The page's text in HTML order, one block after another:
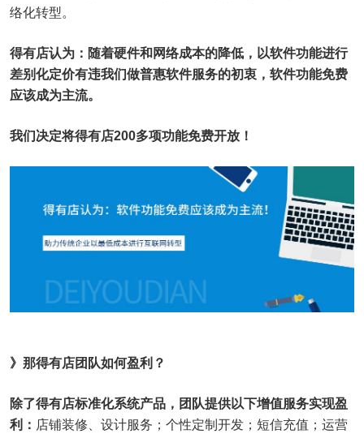
络化转型。
得有店认为：随着硬件和网络成本的降低，以软件功能进行
差别化定价有违我们做普惠软件服务的初衷，软件功能免费
应该成为主流。
我们决定将得有店200多项功能免费开放！
》那得有店团队如何盈利？
除了得有店标准化系统产品，团队提供以下增值服务实现盈
利： 店铺装修、设计服务；个性定制开发；短信充值；运营